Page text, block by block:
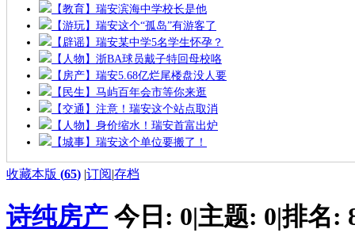
【教育】瑞安滨海中学校长是他
【游玩】瑞安这个“孤岛”有游客了
【辟谣】瑞安某中学5名学生怀孕？
【人物】浙BA球员戴子特回母校咯
【房产】瑞安5.68亿烂尾楼盘没人要
【民生】马屿百年会市等你来逛
【交通】注意！瑞安这个站点取消
【人物】身价缩水！瑞安首富出炉
【城事】瑞安这个单位要搬了！
收藏本版 (65) |订阅|存档
诗纯房产 今日: 0|主题: 0|排名: